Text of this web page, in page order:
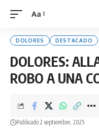
Font
Aa
DOLORES DESTACADO
DOLORES:
ROBO A UNA
Publicado 2 septiembre, 2025